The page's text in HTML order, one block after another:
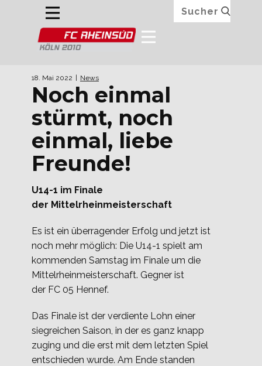
18. Mai 2022 News
Noch einmal
stürmt, noch
einmal, liebe
Freunde!
U14-1 im Finale
der Mittelrheinmeisterschaft
Es ist ein überragender Erfolg und jetzt ist
noch mehr möglich: Die U14-1 spielt am
kommenden Samstag im Finale um die
Mittelrheinmeisterschaft. Gegner ist
der FC 05 Hennef.
Das Finale ist der verdiente Lohn einer
siegreichen Saison, in der es ganz knapp
zuging und die erst mit dem letzten Spiel
entschieden wurde. Am Ende standen